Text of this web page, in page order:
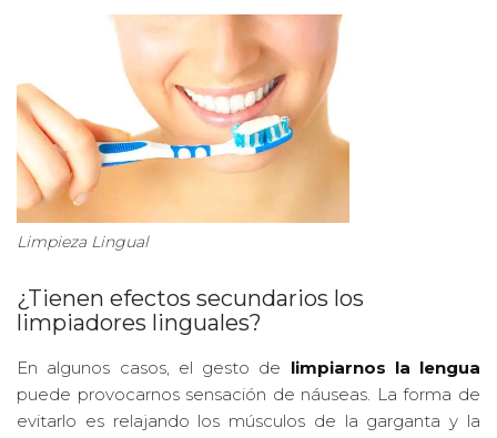
Limpieza Lingual
¿Tienen efectos secundarios los
limpiadores linguales?
En algunos casos, el gesto de limpiarnos la lengua
puede provocarnos sensación de náuseas. La forma de
evitarlo es relajando los músculos de la garganta y la